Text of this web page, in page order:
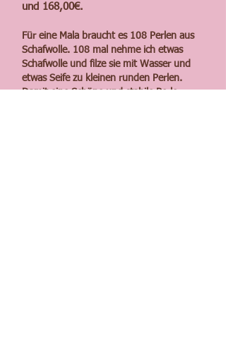
und 168,00€.
Für eine Mala braucht es 108 Perlen aus
Schafwolle. 108 mal nehme ich etwas
Schafwolle und filze sie mit Wasser und
etwas Seife zu kleinen runden Perlen.
Damit eine Schöne und stabile Perle